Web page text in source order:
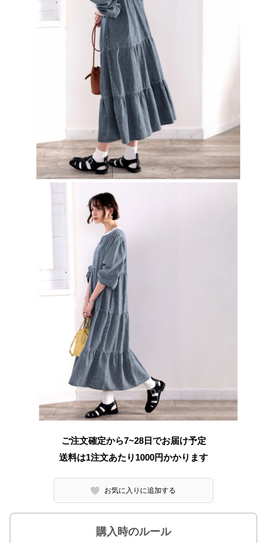
ご注文確定から7~28日でお届け予定
送料は1注文あたり 1000円かかります
お気に入りに追加する
購入時のルール